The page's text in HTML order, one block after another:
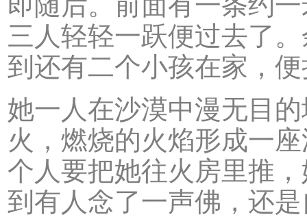
三人轻轻一跃便过去了
到还有二个小孩在家，
她一人在沙漠中漫无目
火，燃烧的火焰形成一
个人要把她往火房里推
到有人念了一声佛，还